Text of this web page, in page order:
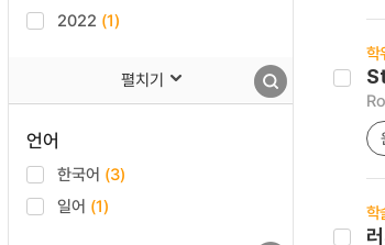
2022 (1)
펼치기
언어
한국어 (3)
일어 (1)
학
학